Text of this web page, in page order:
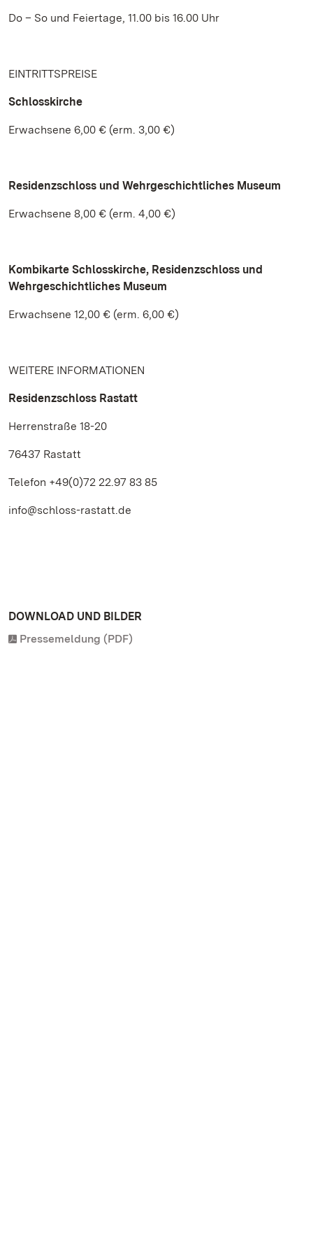
Do – So und Feiertage, 11.00 bis 16.00 Uhr
EINTRITTSPREISE
Schlosskirche
Erwachsene 6,00 € (erm. 3,00 €)
Residenzschloss und Wehrgeschichtliches Museum
Erwachsene 8,00 € (erm. 4,00 €)
Kombikarte Schlosskirche, Residenzschloss und
Wehrgeschichtliches Museum
Erwachsene 12,00 € (erm. 6,00 €)
WEITERE INFORMATIONEN
Residenzschloss Rastatt
Herrenstraße 18-20
76437 Rastatt
Telefon +49(0)72 22.97 83 85
info@schloss-rastatt.de
DOWNLOAD UND BILDER
Pressemeldung (PDF)